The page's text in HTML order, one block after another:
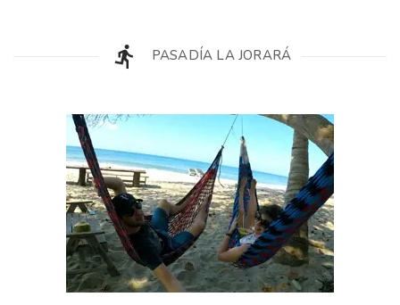
PASADÍA LA JORARÁ